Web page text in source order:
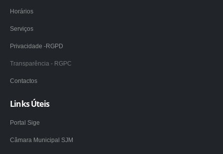
Horários
Serviços
Privacidade -RGPD
Transparência - RGPC
Contactos
Links Úteis
Portal Sige
Câmara Municipal SJM